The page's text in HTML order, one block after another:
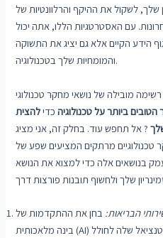
לשקול את ההיקף והרלוונטיות של
עם האסטרטגיות הללו, אתה יכול
הידע הקיים אלא גם יציג את התשוקה
והמומחיות שלך בטכנולוגיה.
רשימה מובילה של נושאי מחקר טכנולוגי
ביותר על טכנולוגיהכדילהצית
? אל תחפש עוד. בחלק זה, אני מציג
טכנולוגיים מרתקים המציעים שפע של
בנושאים אלה כדי למצוא את הנושא
הבריאות: בחן את ההתקדמות של
בינה מלאכותית (AI) בתעשיית הבריאות, תוך בחינת הפוטנציאל שלה לחולל